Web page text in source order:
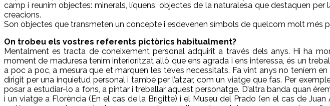
camp i reunim objectes: minerals, líquens, objectes de la naturalesa que destaquen
creacions.
Son objectes que transmeten un concepte i esdevenen símbols de quelcom molt més
On trobeu els vostres referents pictòrics habitualment?
Mentalment es tracta de coneixement personal adquirit a través dels anys. Hi ha
moment de maduresa tenim interioritzat allò que ens agrada i ens interessa, és un
a poc a poc, a mesura que et marquen les teves necessitats. Fa vint anys no teníem
dirigit per una inquietud personal i també per l’atzar, com un viatge que fas. Per
posar a estudiar-lo a fons, a pintar i treballar aquest personatge. D’altra banda quan
i un viatge a Florència (En el cas de la Brigitte) i el Museu del Prado (en el cas de